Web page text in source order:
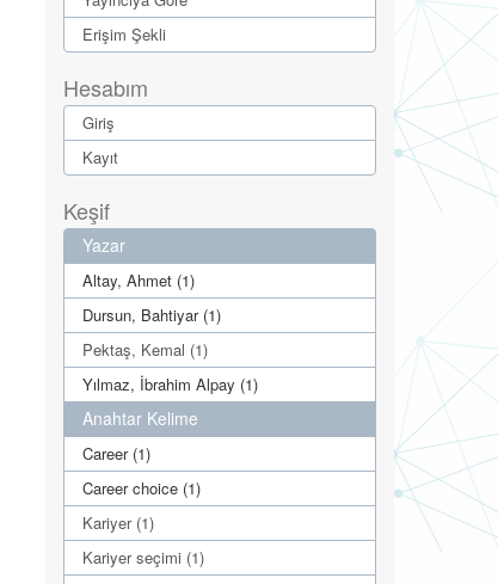
Erişim Şekli
Hesabım
Giriş
Kayıt
Keşif
Yazar
Altay, Ahmet (1)
Dursun, Bahtiyar (1)
Pektaş, Kemal (1)
Yılmaz, İbrahim Alpay (1)
Anahtar Kelime
Career (1)
Career choice (1)
Kariyer (1)
Kariyer seçimi (1)